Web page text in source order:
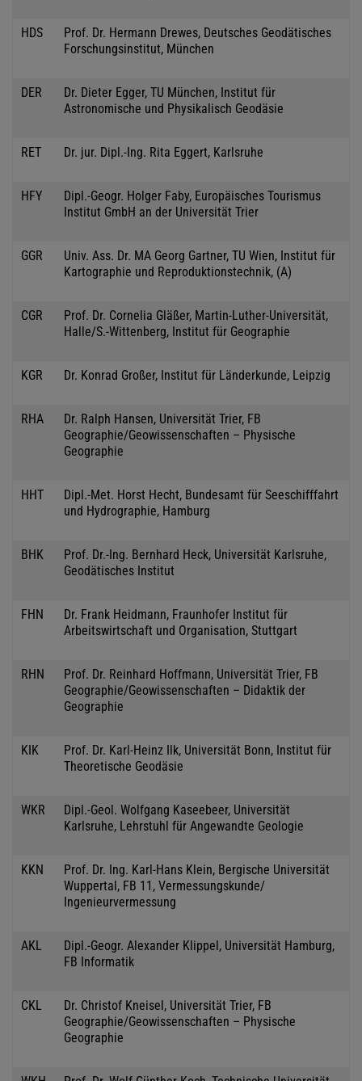
HDS
Prof. Dr. Hermann Drewes, Deutsches Geodätisches
Forschungsinstitut, München
DER
Dr. Dieter Egger, TU München, Institut für
Astronomische und Physikalisch Geodäsie
RET Dr. jur. Dipl.-Ing. Rita Eggert, Karlsruhe
HFY
Dipl.-Geogr. Holger Faby, Europäisches Tourismus
Institut GmbH an der Universität Trier
GGR
Univ. Ass. Dr. MA Georg Gartner, TU Wien, Institut für
Kartographie und Reproduktionstechnik, (A)
CGR
Prof. Dr. Cornelia Gläßer, Martin-Luther-Universität,
Halle/S.-Wittenberg, Institut für Geographie
KGR Dr. Konrad Großer, Institut für Länderkunde, Leipzig
RHA
Dr. Ralph Hansen, Universität Trier, FB
Geographie/Geowissenschaften – Physische
Geographie
HHT
Dipl.-Met. Horst Hecht, Bundesamt für Seeschifffahrt
und Hydrographie, Hamburg
BHK
Prof. Dr.-Ing. Bernhard Heck, Universität Karlsruhe,
Geodätisches Institut
FHN
Dr. Frank Heidmann, Fraunhofer Institut für
Arbeitswirtschaft und Organisation, Stuttgart
RHN
Prof. Dr. Reinhard Hoffmann, Universität Trier, FB
Geographie/Geowissenschaften – Didaktik der
Geographie
KIK
Prof. Dr. Karl-Heinz Ilk, Universität Bonn, Institut für
Theoretische Geodäsie
WKR
Dipl.-Geol. Wolfgang Kaseebeer, Universität
Karlsruhe, Lehrstuhl für Angewandte Geologie
KKN
Prof. Dr. Ing. Karl-Hans Klein, Bergische Universität
Wuppertal, FB 11, Vermessungskunde/
Ingenieurvermessung
AKL
Dipl.-Geogr. Alexander Klippel, Universität Hamburg,
FB Informatik
CKL
Dr. Christof Kneisel, Universität Trier, FB
Geographie/Geowissenschaften – Physische
Geographie